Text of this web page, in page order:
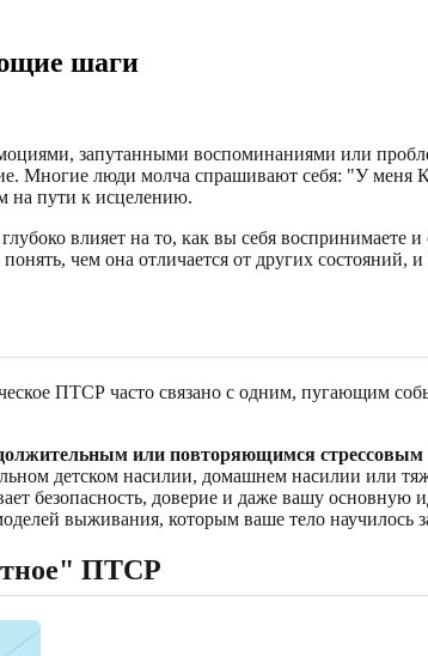
шаги
запутанными воспоминаниями или
Многие люди молча спрашивают себя: "У
на пути к исцелению.
влияет на то, как вы себя
чем она отличается от других состояний,
ПТСР часто связано с одним, пугающим
или повторяющимся стрессовым
детском насилии, домашнем насилии или
безопасность, доверие и даже вашу
выживания, которым ваше тело научилось
ПТСР